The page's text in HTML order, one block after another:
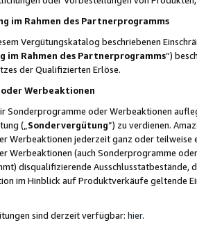
im Rahmen des Partnerprogramms
Vergütungskatalog beschriebenen
im Rahmen des Partnerprogramms“)
der Qualifizierten Erlöse.
Werbeaktionen
Sonderprogramme oder Werbeaktionen
(„ Sondervergütung”) zu verdienen.
Werbeaktionen jederzeit ganz oder
Werbeaktionen (auch Sonderprogramme
disqualifizierende Ausschlusstatbestände,
im Hinblick auf Produktverkäufe geltende
sind derzeit verfügbar: hier.